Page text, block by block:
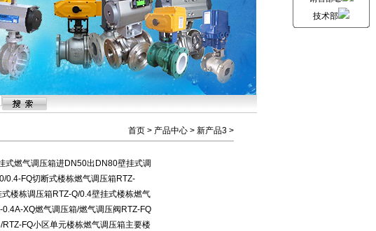
首页> 产品中心> 新产品3>
式燃气调压箱进DN50出DN80壁挂式调
0.4-FQ切断式楼栋燃气调压箱RTZ-
楼栋调压箱RTZ-Q/0.4壁挂式楼栋燃气
0.4A-XQ燃气调压箱/燃气调压阀RTZ-FQ
RTZ-FQ小区单元楼栋燃气调压箱主要楼
技术部